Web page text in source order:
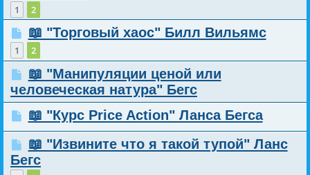
1 2
📖 "Торговый хаос" Билл Вильямс
1 2
📖 "Манипуляции ценой или
человеческая натура" Бегс
📖 "Курс Price Action" Ланса Бегса
📖 "Извините что я такой тупой" Ланс
Бегс